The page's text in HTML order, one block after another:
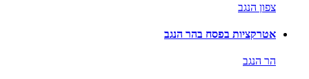
צפון הנגב
אטרקציות בפסח בהר הנגב
הר הנגב